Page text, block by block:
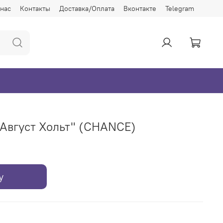
Контакты Доставка/Оплата Вконтакте Telegram
Хольт" (CHANCE)